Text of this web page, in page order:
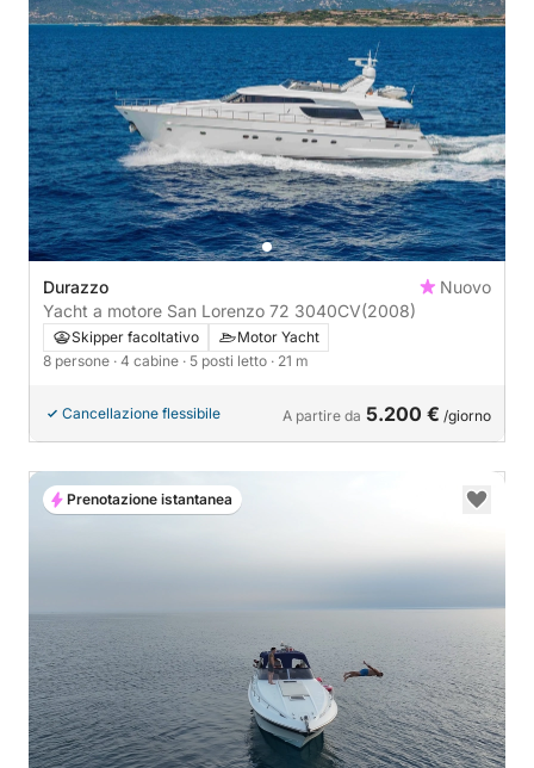
Durazzo
Nuovo
Yacht a motore San Lorenzo 72 3040CV(2008)
Skipper facoltativo
Motor Yacht
8 persone · 4 cabine · 5 posti letto · 21 m
Cancellazione flessibile A partire da 5.200 € /giorno
Prenotazione istantanea